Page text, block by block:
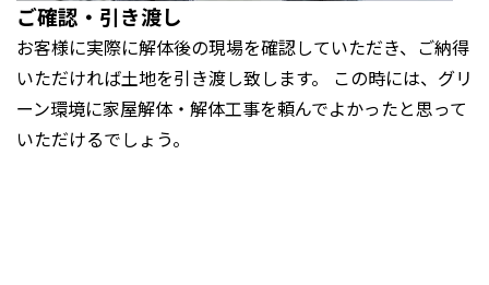
ご確認・引き渡し
お客様に実際に解体後の現場を確認していただき、ご納得
いただければ土地を引き渡し致します。 この時には、グリ
ーン環境に家屋解体・解体工事を頼んでよかったと思って
いただけるでしょう。